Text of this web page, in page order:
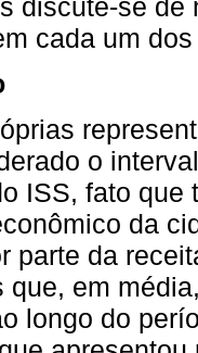
discute-se de
cada um
o
ISS, fato que
da
parte da
que, em
longo do